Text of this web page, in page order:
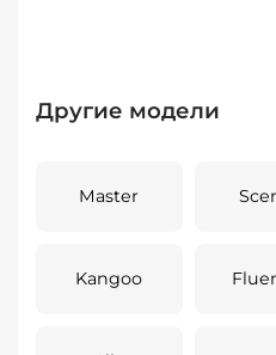
Другие модели
Master
Kangoo